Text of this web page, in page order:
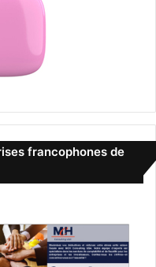
francophones de